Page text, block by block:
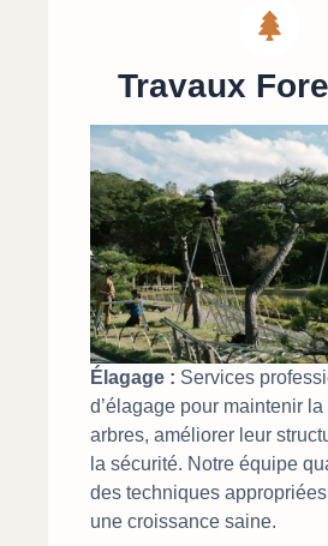
Travaux
Élagage : Services
d’élagage pour maintenir
arbres, améliorer leur
la sécurité. Notre équipe
des techniques
une croissance saine.